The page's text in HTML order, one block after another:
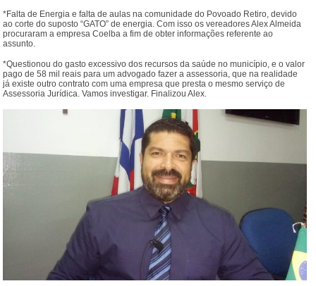
*Falta de Energia e falta de aulas na comunidade do Povoado Retiro, devido
ao corte do suposto “GATO” de energia. Com isso os vereadores Alex Almeida
procuraram a empresa Coelba a fim de obter informações referente ao
assunto.
*Questionou do gasto excessivo dos recursos da saúde no município, e o valor
pago de 58 mil reais para um advogado fazer a assessoria, que na realidade
já existe outro contrato com uma empresa que presta o mesmo serviço de
Assessoria Jurídica. Vamos investigar. Finalizou Alex.